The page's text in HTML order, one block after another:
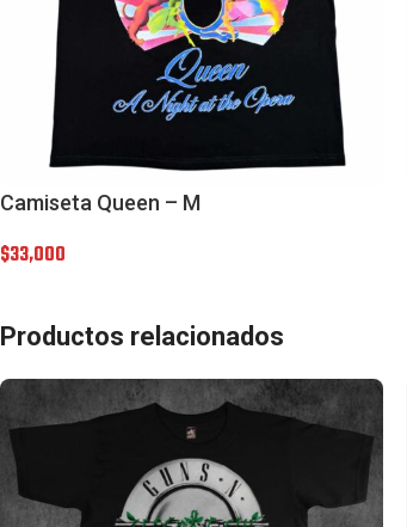
Camiseta Queen – M
$33,000
Productos relacionados